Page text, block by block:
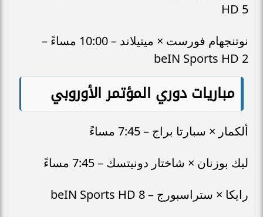
HD 5
نوتنجهام فورست × ميتيلاند – 10:00 مساءً –
beIN Sports HD 2
مباريات دوري المؤتمر الأوروبي
ألكمار × سبارتا براج – 7:45 مساءً
ليك بوزنان × شاختار دونيتسك – 7:45 مساءً
رايكا × ستراسبورج – beIN Sports HD 8